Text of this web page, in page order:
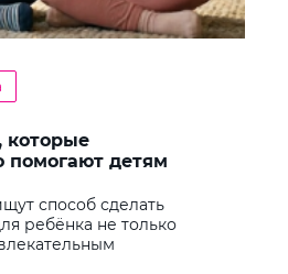
которые
помогают детям
способ сделать
ребёнка не только